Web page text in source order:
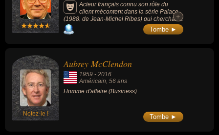
Acteur français connu son rôle du
client mécontent dans la série Palace
(1988, de Jean-Michel Ribes) qui cherchait à
coincer le directeur et ponctuait ses
apparitions par un « Je l'aurai ! Un jour, je
+
+
Tombe ►
Notez-le !
Aubrey McClendon
1959 - 2016
Américain, 56 ans
Homme d'affaire (Business).
Tombe ►